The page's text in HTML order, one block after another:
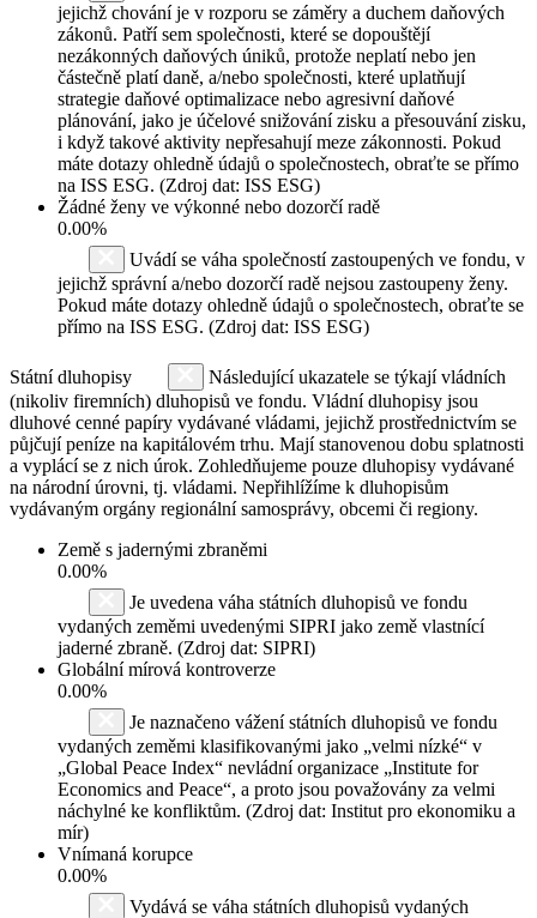
jejichž chování je v rozporu se záměry a duchem daňových
zákonů. Patří sem společnosti, které se dopouštějí
nezákonných daňových úniků, protože neplatí nebo jen
částečně platí daně, a/nebo společnosti, které uplatňují
strategie daňové optimalizace nebo agresivní daňové
plánování, jako je účelové snižování zisku a přesouvání zisku,
i když takové aktivity nepřesahují meze zákonnosti. Pokud
máte dotazy ohledně údajů o společnostech, obraťte se přímo
na ISS ESG. (Zdroj dat: ISS ESG)
Žádné ženy ve výkonné nebo dozorčí radě
0.00%
Uvádí se váha společností zastoupených ve fondu, v
jejichž správní a/nebo dozorčí radě nejsou zastoupeny ženy.
Pokud máte dotazy ohledně údajů o společnostech, obraťte se
přímo na ISS ESG. (Zdroj dat: ISS ESG)
Státní dluhopisy
Následující ukazatele se týkají vládních
(nikoliv firemních) dluhopisů ve fondu. Vládní dluhopisy jsou
dluhové cenné papíry vydávané vládami, jejichž prostřednictvím se
půjčují peníze na kapitálovém trhu. Mají stanovenou dobu splatnosti
a vyplácí se z nich úrok. Zohledňujeme pouze dluhopisy vydávané
na národní úrovni, tj. vládami. Nepřihlížíme k dluhopisům
vydávaným orgány regionální samosprávy, obcemi či regiony.
Země s jadernými zbraněmi
0.00%
Je uvedena váha státních dluhopisů ve fondu
vydaných zeměmi uvedenými SIPRI jako země vlastnící
jaderné zbraně. (Zdroj dat: SIPRI)
Globální mírová kontroverze
0.00%
Je naznačeno vážení státních dluhopisů ve fondu
vydaných zeměmi klasifikovanými jako „velmi nízké“ v
„Global Peace Index“ nevládní organizace „Institute for
Economics and Peace“, a proto jsou považovány za velmi
náchylné ke konfliktům. (Zdroj dat: Institut pro ekonomiku a
mír)
Vnímaná korupce
0.00%
Vydává se váha státních dluhopisů vydaných